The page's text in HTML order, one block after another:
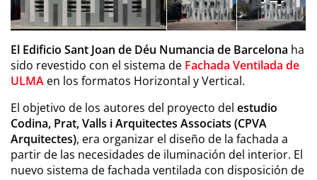
El Edificio Sant Joan de Déu Numancia de Barcelona ha
sido revestido con el sistema de Fachada Ventilada de
ULMA en los formatos Horizontal y Vertical.
El objetivo de los autores del proyecto del estudio
Codina, Prat, Valls i Arquitectes Associats (CPVA
Arquitectes), era organizar el diseño de la fachada a
partir de las necesidades de iluminación del interior. El
nuevo sistema de fachada ventilada con disposición de